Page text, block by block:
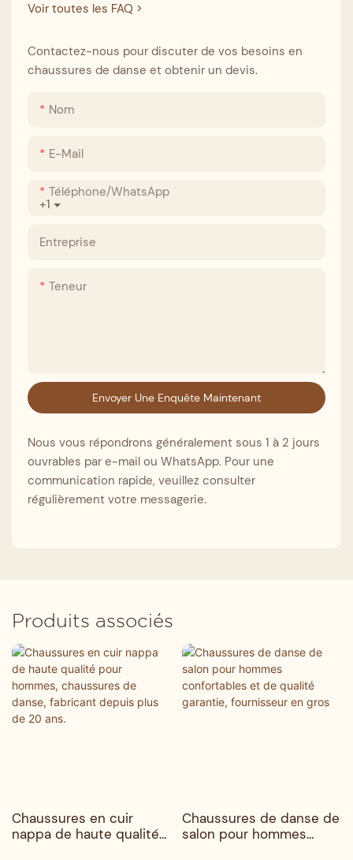
Voir toutes les FAQ >
Contactez-nous pour discuter de vos besoins en
chaussures de danse et obtenir un devis.
Nom
E-Mail
+1
Téléphone/WhatsApp
Entreprise
Teneur
Envoyer Une Enquête Maintenant
Nous vous répondrons généralement sous 1 à 2 jours
ouvrables par e-mail ou WhatsApp. Pour une
communication rapide, veuillez consulter
régulièrement votre messagerie.
Produits associés
Chaussures en cuir
nappa de haute qualité
Chaussures de danse de
salon pour hommes